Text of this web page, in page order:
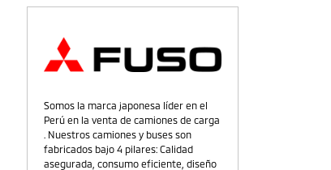
Somos la marca japonesa líder en el
Perú en la venta de camiones de carga
. Nuestros camiones y buses son
fabricados bajo 4 pilares: Calidad
asegurada, consumo eficiente, diseño